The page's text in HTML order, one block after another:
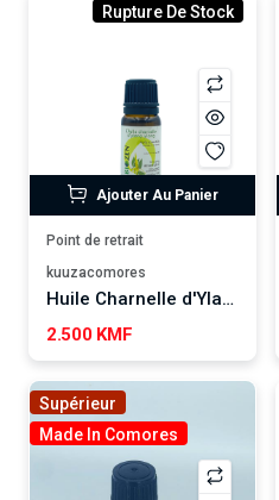
Rupture De Stock
Ajouter Au Panier
Point de retrait
kuuzacomores
Huile Charnelle d'Ylang Ylang BIOZEN
2.500 KMF
Supérieur
Made In Comores